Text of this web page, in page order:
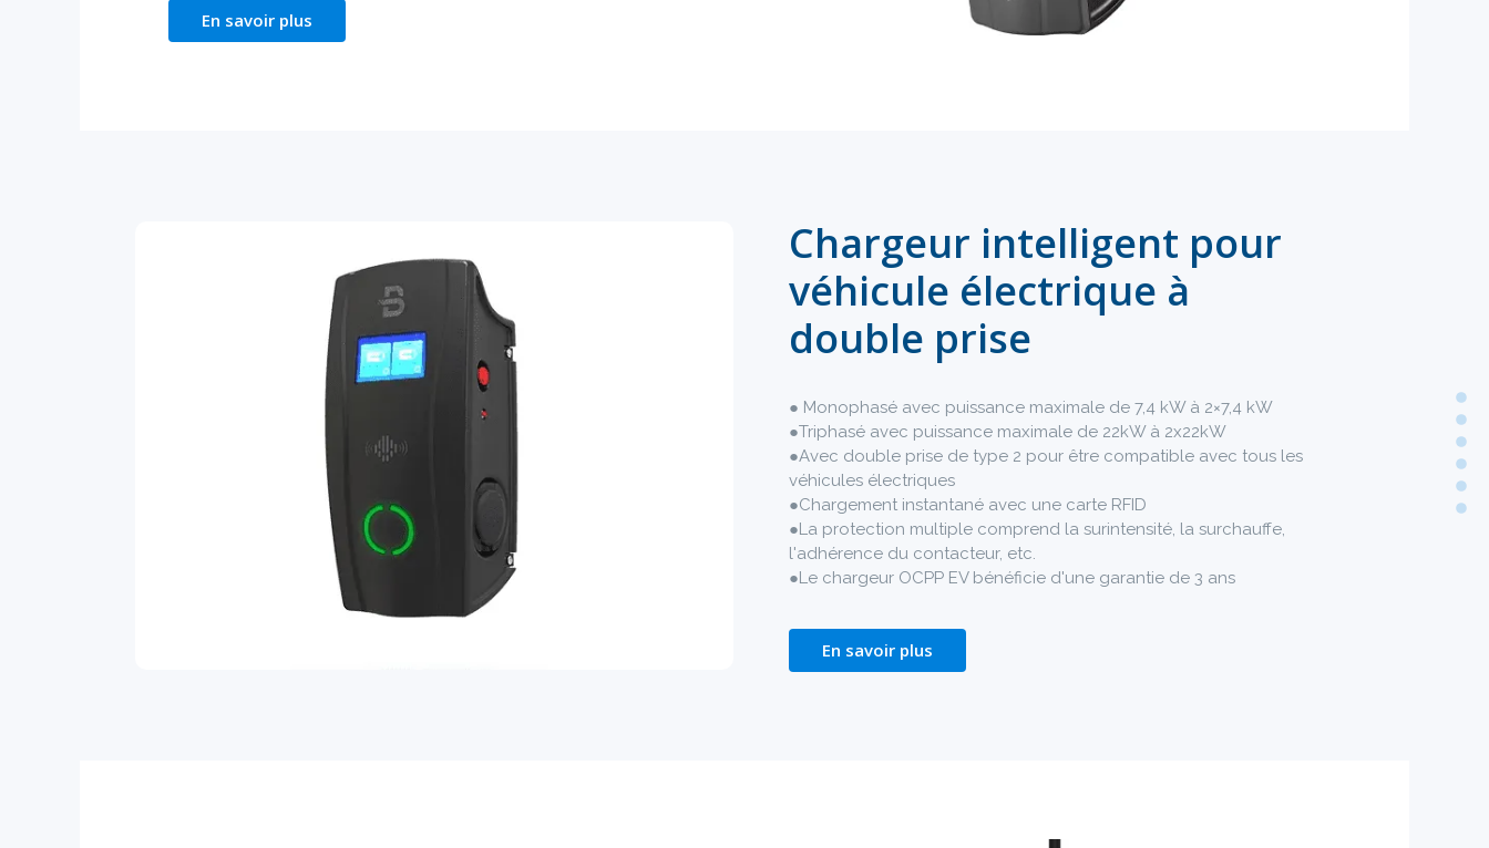
En savoir plus
Chargeur intelligent pour
véhicule électrique à
double prise
● Monophasé avec puissance maximale de 7,4 kW à 2×7,4 kW
●Triphasé avec puissance maximale de 22kW à 2x22kW
●Avec double prise de type 2 pour être compatible avec tous les
véhicules électriques
●Chargement instantané avec une carte RFID
●La protection multiple comprend la surintensité, la surchauffe,
l'adhérence du contacteur, etc.
●Le chargeur OCPP EV bénéficie d'une garantie de 3 ans
En savoir plus